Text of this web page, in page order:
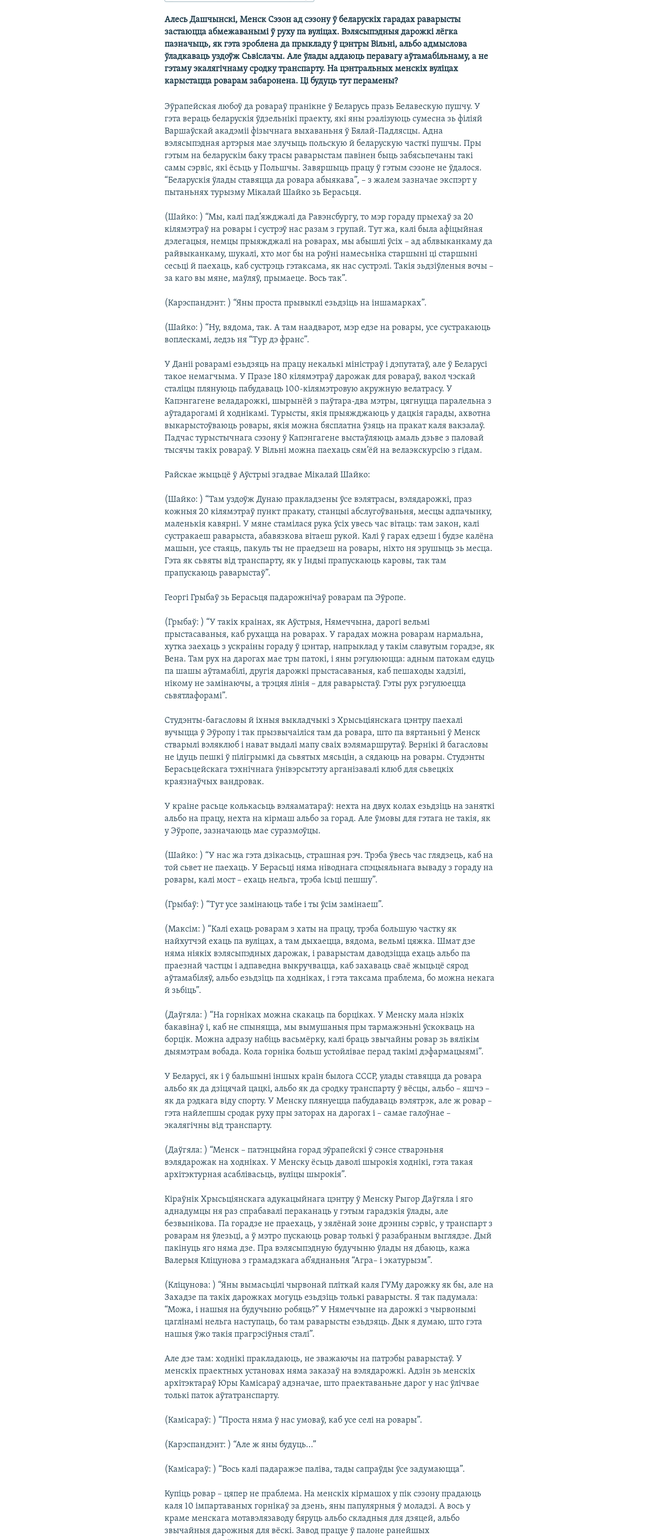
Алесь Дашчынскі, Менск Сэзон ад сэзону ў беларускіх гарадах раварысты
застаюцца абмежаванымі ў руху па вуліцах. Вэлясыпэдныя дарожкі лёгка
пазначыць, як гэта зроблена да прыкладу ў цэнтры Вільні, альбо адмыслова
ўладкаваць уздоўж Сьвіслачы. Але ўлады аддаюць перавагу аўтамабільнаму, а не
гэтаму экалягічнаму сродку транспарту. На цэнтральных менскіх вуліцах
карыстацца роварам забаронена. Ці будуць тут перамены?
Эўрапейская любоў да ровараў пранікне ў Беларусь празь Белавескую пушчу. У
гэта вераць беларускія ўдзельнікі праекту, які яны рэалізуюць сумесна зь філіяй
Варшаўскай акадэміі фізычнага выхаваньня ў Бялай-Падлясцы. Адна
вэлясыпэдная артэрыя мае злучыць польскую й беларускую часткі пушчы. Пры
гэтым на беларускім баку трасы раварыстам павінен быць забясьпечаны такі
самы сэрвіс, які ёсьць у Польшчы. Завяршыць працу ў гэтым сэзоне не ўдалося.
“Беларускія ўлады ставяцца да ровара абыякава”, – з жалем зазначае экспэрт у
пытаньнях турызму Мікалай Шайко зь Берасьця.
(Шайко: ) “Мы, калі пад’яжджалі да Равэнсбургу, то мэр гораду прыехаў за 20
кілямэтраў на ровары і сустрэў нас разам з групай. Тут жа, калі была афіцыйная
дэлегацыя, немцы прыяжджалі на роварах, мы абышлі ўсіх – ад аблвыканкаму да
райвыканкаму, шукалі, хто мог бы на роўні намесьніка старшыні ці старшыні
сесьці й паехаць, каб сустрэць гэтаксама, як нас сустрэлі. Такія зьдзіўленыя вочы –
за каго вы мяне, маўляў, прымаеце. Вось так”.
(Карэспандэнт: ) “Яны проста прывыклі езьдзіць на іншамарках”.
(Шайко: ) “Ну, вядома, так. А там наадварот, мэр едзе на ровары, усе сустракаюць
воплескамі, ледзь ня “Тур дэ франс”.
У Даніі роварамі езьдзяць на працу некалькі міністраў і дэпутатаў, але ў Беларусі
такое немагчыма. У Празе 180 кілямэтраў дарожак для ровараў, вакол чэскай
сталіцы плянуюць пабудаваць 100-кілямэтровую акружную велатрасу. У
Капэнгагене веладарожкі, шырынёй з паўтара-два мэтры, цягнуцца паралельна з
аўтадарогамі й ходнікамі. Турысты, якія прыяжджаюць у дацкія гарады, ахвотна
выкарыстоўваюць ровары, якія можна бясплатна ўзяць на пракат каля вакзалаў.
Падчас турыстычнага сэзону ў Капэнгагене выстаўляюць амаль дзьве з паловай
тысячы такіх ровараў. У Вільні можна паехаць сям’ёй на велаэкскурсію з гідам.
Райскае жыцьцё ў Аўстрыі згадвае Мікалай Шайко:
(Шайко: ) “Там уздоўж Дунаю пракладзены ўсе вэлятрасы, вэлядарожкі, праз
кожныя 20 кілямэтраў пункт пракату, станцыі абслугоўваньня, месцы адпачынку,
маленькія кавярні. У мяне стамілася рука ўсіх увесь час вітаць: там закон, калі
сустракаеш раварыста, абавязкова вітаеш рукой. Калі ў гарах едзеш і будзе калёна
машын, усе стаяць, пакуль ты не праедзеш на ровары, ніхто ня зрушыць зь месца.
Гэта як сьвяты від транспарту, як у Індыі прапускаюць каровы, так там
прапускаюць раварыстаў”.
Георгі Грыбаў зь Берасьця падарожнічаў роварам па Эўропе.
(Грыбаў: ) “У такіх краінах, як Аўстрыя, Нямеччына, дарогі вельмі
прыстасаваныя, каб рухацца на роварах. У гарадах можна роварам нармальна,
хутка заехаць з ускраіны гораду ў цэнтар, напрыклад у такім славутым горадзе, як
Вена. Там рух на дарогах мае тры патокі, і яны рэгулююцца: адным патокам едуць
па шашы аўтамабілі, другія дарожкі прыстасаваныя, каб пешаходы хадзілі,
нікому не замінаючы, а трэцяя лінія – для раварыстаў. Гэты рух рэгулюецца
сьвятлафорамі”.
Студэнты-багасловы й іхныя выкладчыкі з Хрысьціянскага цэнтру паехалі
вучыцца ў Эўропу і так прызвычаіліся там да ровара, што па вяртаньні ў Менск
стварылі вэляклюб і нават выдалі мапу сваіх вэлямаршрутаў. Вернікі й багасловы
не ідуць пешкі ў пілігрымкі да сьвятых мясьцін, а сядаюць на ровары. Студэнты
Берасьцейскага тэхнічнага ўнівэрсытэту арганізавалі клюб для сьвецкіх
краязнаўчых вандровак.
У краіне расьце колькасьць вэляаматараў: нехта на двух колах езьдзіць на заняткі
альбо на працу, нехта на кірмаш альбо за горад. Але ўмовы для гэтага не такія, як
у Эўропе, зазначаюць мае суразмоўцы.
(Шайко: ) “У нас жа гэта дзікасьць, страшная рэч. Трэба ўвесь час глядзець, каб на
той сьвет не паехаць. У Берасьці няма ніводнага спэцыяльнага вываду з гораду на
ровары, калі мост – ехаць нельга, трэба ісьці пешшу”.
(Грыбаў: ) “Тут усе замінаюць табе і ты ўсім замінаеш”.
(Максім: ) “Калі ехаць роварам з хаты на працу, трэба большую частку як
найхутчэй ехаць па вуліцах, а там дыхаецца, вядома, вельмі цяжка. Шмат дзе
няма ніякіх вэлясыпэдных дарожак, і раварыстам даводзіцца ехаць альбо па
праезнай частцы і адпаведна выкручвацца, каб захаваць сваё жыцьцё сярод
аўтамабіляў, альбо езьдзіць па ходніках, і гэта таксама праблема, бо можна некага
й зьбіць”.
(Даўгяла: ) “На горніках можна скакаць па борціках. У Менску мала нізкіх
бакавінаў і, каб не спыняцца, мы вымушаныя пры тармажэньні ўскокваць на
борцік. Можна адразу набіць васьмёрку, калі браць звычайны ровар зь вялікім
дыямэтрам вобада. Кола горніка больш устойлівае перад такімі дэфармацыямі”.
У Беларусі, як і ў бальшыні іншых краін былога СССР, улады ставяцца да ровара
альбо як да дзіцячай цацкі, альбо як да сродку транспарту ў вёсцы, альбо – яшчэ –
як да рэдкага віду спорту. У Менску плянуецца пабудаваць вэлятрэк, але ж ровар –
гэта найлепшы сродак руху пры заторах на дарогах і – самае галоўнае –
экалягічны від транспарту.
(Даўгяла: ) “Менск – патэнцыйна горад эўрапейскі ў сэнсе стварэньня
вэлядарожак на ходніках. У Менску ёсьць даволі шырокія ходнікі, гэта такая
архітэктурная асаблівасьць, вуліцы шырокія”.
Кіраўнік Хрысьціянскага адукацыйнага цэнтру ў Менску Рыгор Даўгяла і яго
аднадумцы ня раз спрабавалі пераканаць у гэтым гарадзкія ўлады, але
безвынікова. Па горадзе не праехаць, у зялёнай зоне дрэнны сэрвіс, у транспарт з
роварам ня ўлезьці, а ў мэтро пускаюць ровар толькі ў разабраным выглядзе. Дый
пакінуць яго няма дзе. Пра вэлясыпэдную будучыню ўлады ня дбаюць, кажа
Валерыя Кліцунова з грамадзкага аб’яднаньня “Агра– і экатурызм”.
(Кліцунова: ) “Яны вымасьцілі чырвонай пліткай каля ГУМу дарожку як бы, але на
Захадзе па такіх дарожках могуць езьдзіць толькі раварысты. Я так падумала:
“Можа, і нашыя на будучыню робяць?” У Нямеччыне на дарожкі з чырвонымі
цаглінамі нельга наступаць, бо там раварысты езьдзяць. Дык я думаю, што гэта
нашыя ўжо такія прагрэсіўныя сталі”.
Але дзе там: ходнікі пракладаюць, не зважаючы на патрэбы раварыстаў. У
менскіх праектных установах няма заказаў на вэлядарожкі. Адзін зь менскіх
архітэктараў Юры Камісараў адзначае, што праектаваньне дарог у нас ўлічвае
толькі паток аўтатранспарту.
(Камісараў: ) “Проста няма ў нас умоваў, каб усе селі на ровары”.
(Карэспандэнт: ) “Але ж яны будуць...”
(Камісараў: ) “Вось калі падаражэе паліва, тады сапраўды ўсе задумаюцца”.
Купіць ровар – цяпер не праблема. На менскіх кірмашох у пік сэзону прадаюць
каля 10 імпартаваных горнікаў за дзень, яны папулярныя ў моладзі. А вось у
краме менскага мотавэлязаводу бяруць альбо складныя для дзяцей, альбо
звычайныя дарожныя для вёскі. Завод працуе ў палоне ранейшых